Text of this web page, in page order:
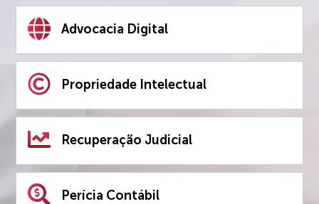
Advocacia Digital
Propriedade Intelectual
Recuperação Judicial
Perícia Contábil